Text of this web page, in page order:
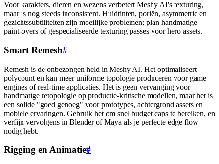
Voor karakters, dieren en wezens verbetert Meshy AI's texturing,
maar is nog steeds inconsistent. Huidtinten, poriën, asymmetrie en
gezichtssubtiliteiten zijn moeilijke problemen; plan handmatige
paint-overs of gespecialiseerde texturing passes voor hero assets.
Smart Remesh#
Remesh is de onbezongen held in Meshy AI. Het optimaliseert
polycount en kan meer uniforme topologie produceren voor game
engines of real-time applicaties. Het is geen vervanging voor
handmatige retopologie op productie-kritische modellen, maar het is
een solide "goed genoeg" voor prototypes, achtergrond assets en
mobiele ervaringen. Gebruik het om snel budget caps te bereiken, en
verfijn vervolgens in Blender of Maya als je perfecte edge flow
nodig hebt.
Rigging en Animatie#